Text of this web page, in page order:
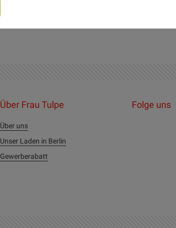
Über Frau Tulpe
Über uns
Unser Laden in Berlin
Gewerberabatt
Folge uns